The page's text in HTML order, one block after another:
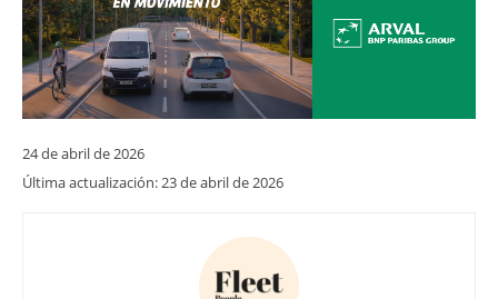
24 de abril de 2026
Última actualización:23 de abril de 2026